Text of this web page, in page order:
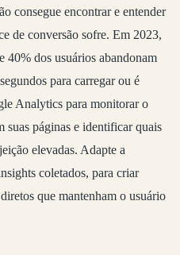
consegue encontrar e entender
de conversão sofre. Em 2023,
40% dos usuários abandonam
para carregar ou é
Analytics para monitorar o
suas páginas e identificar quais
elevadas. Adapte a
coletados, para criar
que mantenham o usuário